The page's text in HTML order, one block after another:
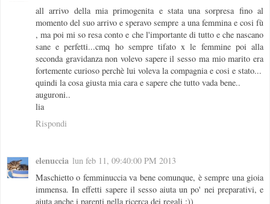
all arrivo della mia primogenita e stata una sorpresa fino al
momento del suo arrivo e speravo sempre a una femmina e cosi fù
, ma poi mi so resa conto e che l'importante di tutto e che nascano
sane e perfetti...cmq ho sempre tifato x le femmine poi alla
seconda gravidanza non volevo sapere il sesso ma mio marito era
fortemente curioso perchè lui voleva la compagnia e cosi e stato...
quindi la cosa giusta mia cara e sapere che tutto vada bene..
auguroni..
lia
Rispondi
elenuccia lun feb 11, 09:40:00 PM 2013
Maschietto o femminuccia va bene comunque, è sempre una gioia
immensa. In effetti sapere il sesso aiuta un po' nei preparativi, e
aiuta anche i parenti nella ricerca dei regali :))